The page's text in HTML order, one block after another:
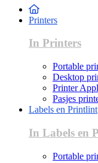
Printers
In Printers
Portable
Desktop
Printer
Pasjes
Labels en Printlint
In Labels en
Portable